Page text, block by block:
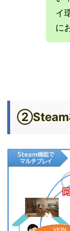
イ
に
②Steam